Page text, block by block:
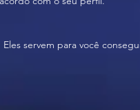
servem para você